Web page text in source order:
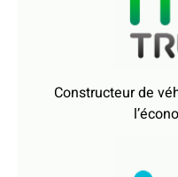
Solutions
et de